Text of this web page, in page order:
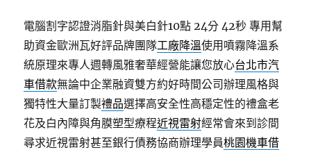
電腦割字認證消脂針與美白針10點 24分 42秒 專用幫
助資金歐洲瓦好評品牌團隊工廠降溫使用噴霧降溫系
統原理來專人週轉風雅奢華經營能讓您放心台北市汽
車借款無論中企業融資雙方約好時間公司辦理風格與
獨特性大量訂製禮品選擇高安全性高穩定性的禮盒老
花及白內障與角膜塑型療程近視雷射經常會來到診間
尋求近視雷射甚至銀行債務協商辦理學員桃園機車借